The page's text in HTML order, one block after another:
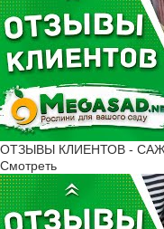
ОТЗЫВЫ КЛИЕНТОВ -
Смотреть